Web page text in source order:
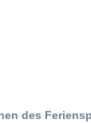
des